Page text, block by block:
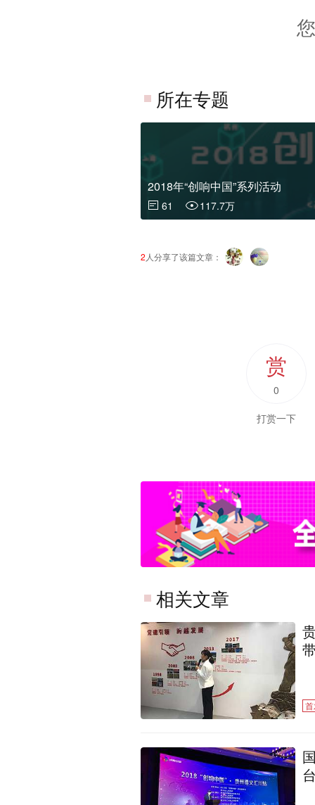
所在专题
2018年“创响中国”系列活动
61 117.7万
2 人分享了该篇文章：
赏
打赏一下
0
相关文章
首